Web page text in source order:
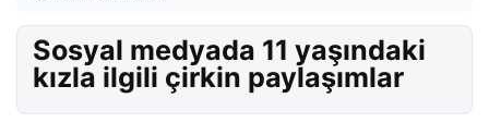
Sosyal medyada 11 yaşındaki
kızla ilgili çirkin paylaşımlar